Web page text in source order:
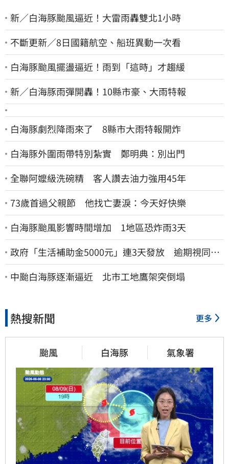
新／白海豚颱風逼近！大雷雨轟雙北1小時
不斷更新／8日國籍航空、船班異動一次看
白海豚颱風擺盪逼近！雨到「這時」才趨緩
新／白海豚雨彈開轟！10縣市豪、大雨特報
白海豚劇烈降雨來了 8縣市大雨特報開炸
白海豚外圍雨帶特別紮實 鄭明典：別出門
全聯阿嬤級洗碗精 客人讚去油力強用45年
73歲首過父親節 他找亡妻淚：今天好快樂
白海豚颱風影響時間增加 1地區恐炸雨3天
政府「生活補助金5000元」連3天發放 逾期視同放
棄
中颱白海豚逐漸逼近 北市工地鷹架突倒塌
熱搜新聞 更多
颱風 白海豚 氣象署